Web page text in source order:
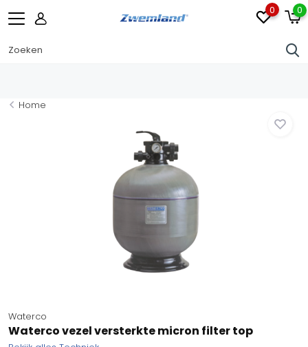
0 0
Home
Waterco
Waterco vezel versterkte micron filter top